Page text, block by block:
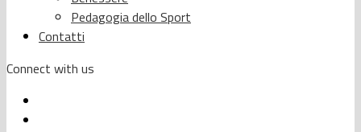
Pedagogia dello Sport
Contatti
Connect with us